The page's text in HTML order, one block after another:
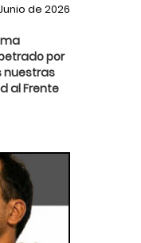
de 2026
por
nuestras
al Frente